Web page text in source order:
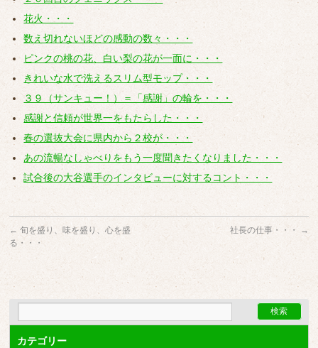
花火・・・
数え切れないほどの感動の数々・・・
ピンクの桃の花、白い梨の花が一面に・・・
きれいな水で洗えるスリム型モップ・・・
３９（サンキュー！）＝「感謝」の輪を・・・
感謝と信頼が世界一をもたらした・・・
春の選抜大会に県内から２校が・・・
あの流暢なしゃべりをもう一度聞きたくなりました・・・
試合後の大谷選手のインタビューに対するコント・・・
← 旬を盛り、味を盛り、心を盛
る・・・
社長の仕事・・・ →
カテゴリー